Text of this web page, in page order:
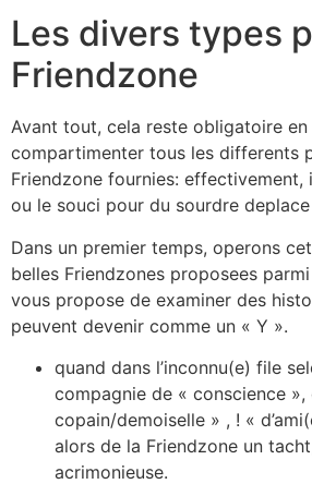
Les divers types
Friendzone
Avant tout, cela reste obligatoire
compartimenter tous les differents
Friendzone fournies: effectivement,
ou le souci pour du sourdre
Dans un premier temps, operons
belles Friendzones proposees
vous propose de examiner des
peuvent devenir comme un « Y ».
quand dans l’inconnu(e) file
compagnie de « conscience »,
copain/demoiselle » , ! «
alors de la Friendzone un
acrimonieuse.